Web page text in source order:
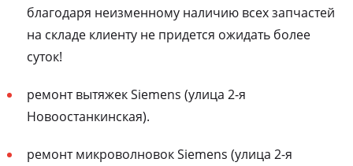
благодаря неизменному наличию всех запчастей
на складе клиенту не придется ожидать более
суток!
ремонт вытяжек Siemens (улица 2-я
Новоостанкинская).
ремонт микроволновок Siemens (улица 2-я